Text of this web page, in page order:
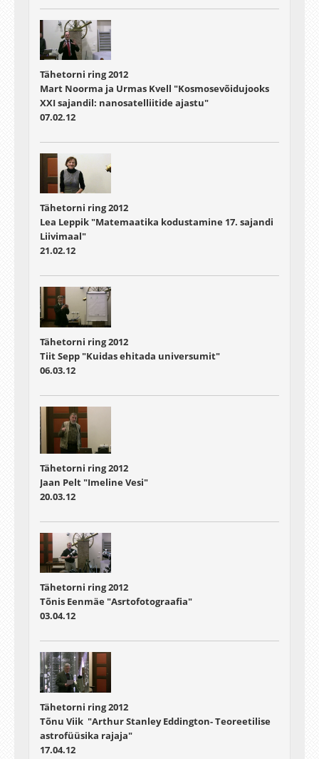
Tähetorni ring 2012
Mart Noorma ja Urmas Kvell "Kosmosevõidujooks
XXI sajandil: nanosatelliitide ajastu"
07.02.12
Tähetorni ring 2012
Lea Leppik "Matemaatika kodustamine 17. sajandi
Liivimaal"
21.02.12
Tähetorni ring 2012
Tiit Sepp "Kuidas ehitada universumit"
06.03.12
Tähetorni ring 2012
Jaan Pelt "Imeline Vesi"
20.03.12
Tähetorni ring 2012
Tõnis Eenmäe "Asrtofotograafia"
03.04.12
Tähetorni ring 2012
Tõnu Viik "Arthur Stanley Eddington- Teoreetilise
astrofüüsika rajaja"
17.04.12